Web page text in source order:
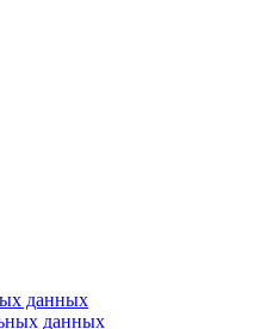
данных
данных